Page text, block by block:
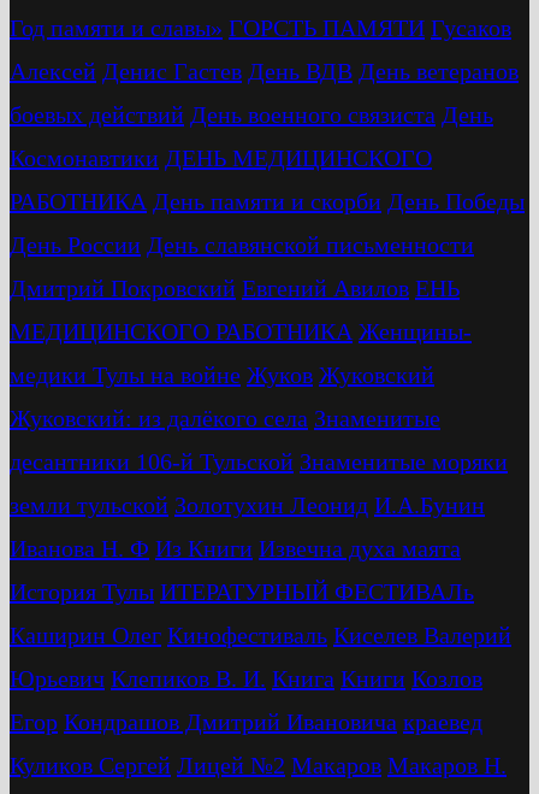
Год памяти и славы» ГОРСТЬ ПАМЯТИ Гусаков
Алексей Денис Гастев День ВДВ День ветеранов
боевых действий День военного связиста День
Космонавтики ДЕНЬ МЕДИЦИНСКОГО
РАБОТНИКА День памяти и скорби День Победы
День России День славянской письменности
Дмитрий Покровский Евгений Авилов ЕНЬ
МЕДИЦИНСКОГО РАБОТНИКА Женщины-
медики Тулы на войне Жуков Жуковский
Жуковский: из далёкого села Знаменитые
десантники 106-й Тульской Знаменитые моряки
земли тульской Золотухин Леонид И.А.Бунин
Иванова Н. Ф Из Книги Извечна духа маята
История Тулы ИТЕРАТУРНЫЙ ФЕСТИВАЛь
Каширин Олег Кинофестиваль Киселев Валерий
Юрьевич Клепиков В. И. Книга Книги Козлов
Егор Кондрашов Дмитрий Ивановича краевед
Куликов Сергей Лицей №2 Макаров Макаров Н.